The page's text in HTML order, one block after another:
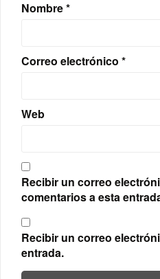
Nombre*
Correo electrónico *
Web
Recibir un correo
comentarios a esta
Recibir un correo
entrada.